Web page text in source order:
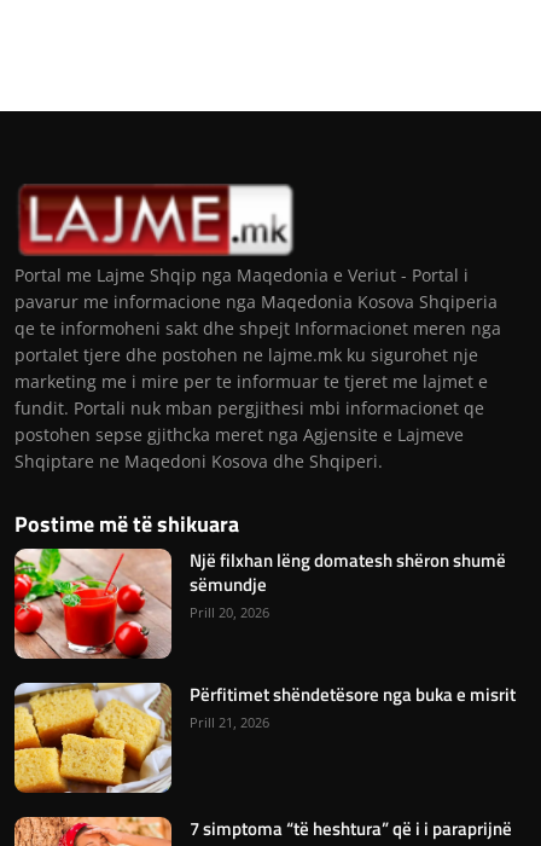
Portal me Lajme Shqip nga Maqedonia e Veriut - Portal i
pavarur me informacione nga Maqedonia Kosova Shqiperia
qe te informoheni sakt dhe shpejt Informacionet meren nga
portalet tjere dhe postohen ne lajme.mk ku sigurohet nje
marketing me i mire per te informuar te tjeret me lajmet e
fundit. Portali nuk mban pergjithesi mbi informacionet qe
postohen sepse gjithcka meret nga Agjensite e Lajmeve
Shqiptare ne Maqedoni Kosova dhe Shqiperi.
Postime më të shikuara
Një filxhan lëng domatesh shëron shumë
sëmundje
Prill 20, 2026
Përfitimet shëndetësore nga buka e misrit
Prill 21, 2026
7 simptoma “të heshtura” që i i paraprijnë